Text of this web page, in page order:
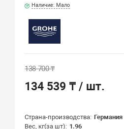
Наличие: Мало
138 700 ₸
134 539 ₸/ шт.
Страна-производства Германия
Вес, кг(за шт)
1.96